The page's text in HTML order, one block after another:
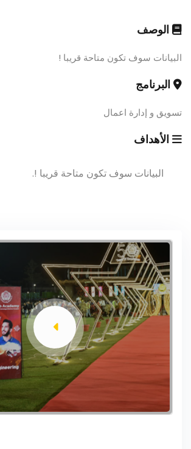
الوصف
البيانات سوف تكون متاحة قريبا !
البرنامج
تسويق و إدارة اعمال
الأهداف
البيانات سوف تكون متاحة قريبا !.